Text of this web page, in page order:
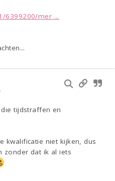
6399200/mer ...
tijdstraffen en
kwalificatie niet kijken, dus
zonder dat ik al iets